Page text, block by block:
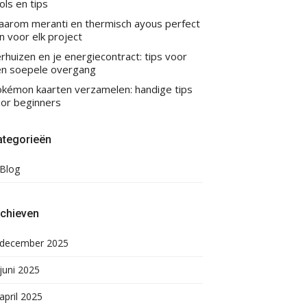
en tips
meranti en thermisch ayous perfect
voor elk project
en je energiecontract: tips voor
soepele overgang
kaarten verzamelen: handige tips
beginners
Blog
december 2025
juni 2025
april 2025